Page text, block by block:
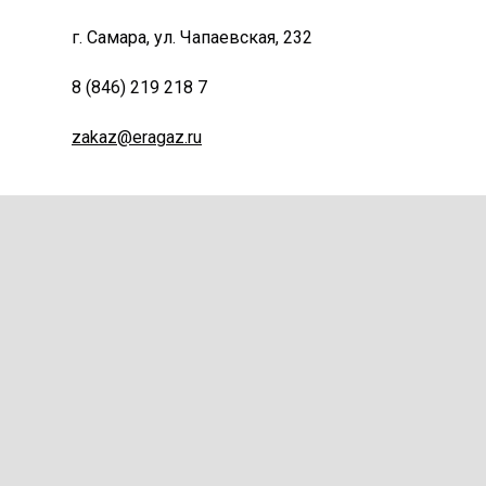
г. Самара, ул. Чапаевская, 232
8 (846) 219 218 7
zakaz@eragaz.ru